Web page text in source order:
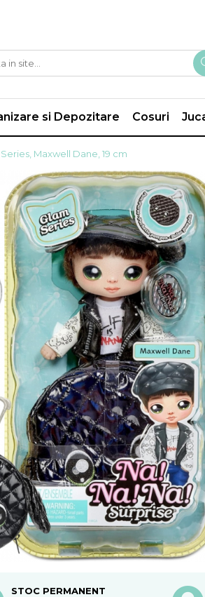
si Depozitare Cosuri
Maxwell Dane, 19 cm
STOC PERMANENT